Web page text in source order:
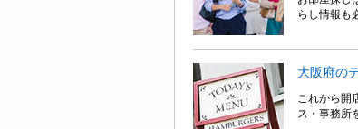
らし情報も
大阪府の
これから開
ス・事務所